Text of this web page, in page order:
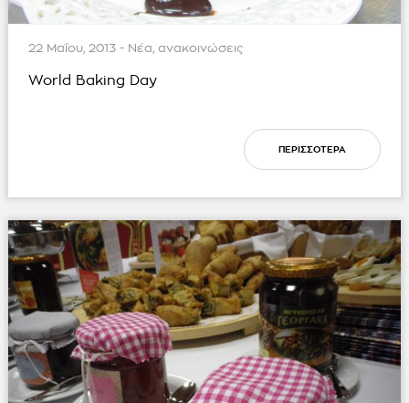
22 Μαΐου, 2013 - Νέα, ανακοινώσεις
World Baking Day
ΠΕΡΙΣΣΟΤΕΡΑ